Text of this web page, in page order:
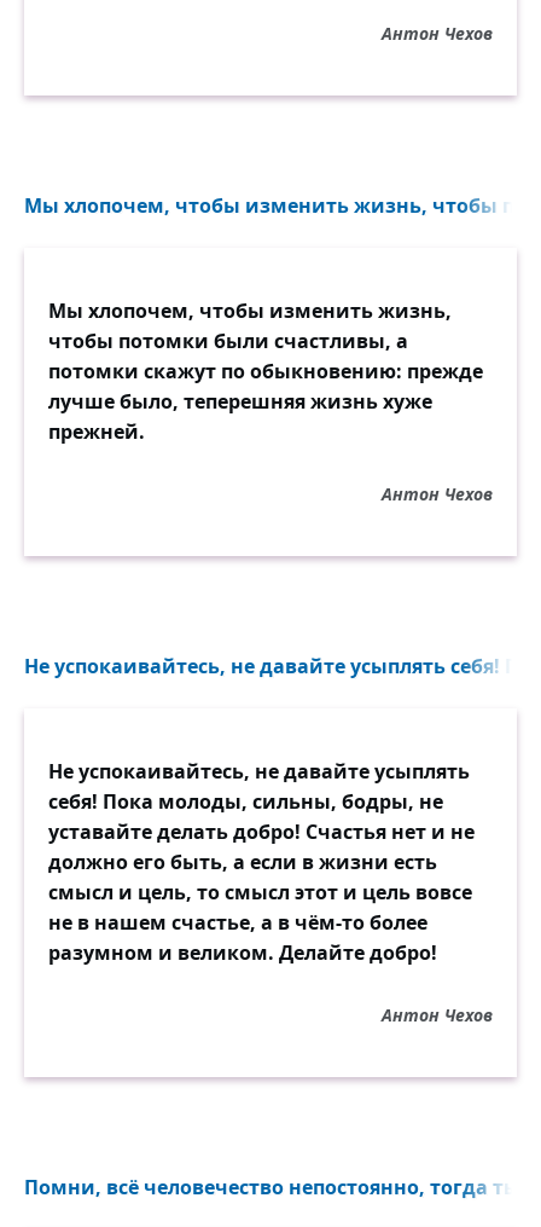
Антон Чехов
Мы хлопочем, чтобы изменить жизнь, чтобы
Мы хлопочем, чтобы изменить жизнь,
чтобы потомки были счастливы, а
потомки скажут по обыкновению: прежде
лучше было, теперешняя жизнь хуже
прежней.
Антон Чехов
Не успокаивайтесь, не давайте усыплять себя!
Не успокаивайтесь, не давайте усыплять
себя! Пока молоды, сильны, бодры, не
уставайте делать добро! Счастья нет и не
должно его быть, а если в жизни есть
смысл и цель, то смысл этот и цель вовсе
не в нашем счастье, а в чём-то более
разумном и великом. Делайте добро!
Антон Чехов
Помни, всё человечество непостоянно, тогда ты